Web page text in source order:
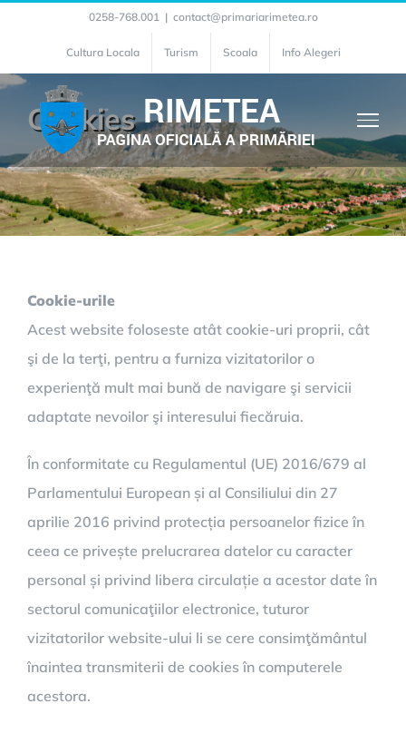
content
0258-768.001 | contact@primariarimetea.ro
Cultura Locala Turism Scoala Info Alegeri
Cookies
Cookie-urile
Acest website foloseste atât cookie-uri proprii, cât
şi de la terţi, pentru a furniza vizitatorilor o
experienţă mult mai bună de navigare şi servicii
adaptate nevoilor şi interesului fiecăruia.
În conformitate cu Regulamentul (UE) 2016/679 al
Parlamentului European și al Consiliului din 27
aprilie 2016 privind protecția persoanelor fizice în
ceea ce privește prelucrarea datelor cu caracter
personal și privind libera circulație a acestor date în
sectorul comunicaţiilor electronice, tuturor
vizitatorilor website-ului li se cere consimţământul
înaintea transmiterii de cookies în computerele
acestora.